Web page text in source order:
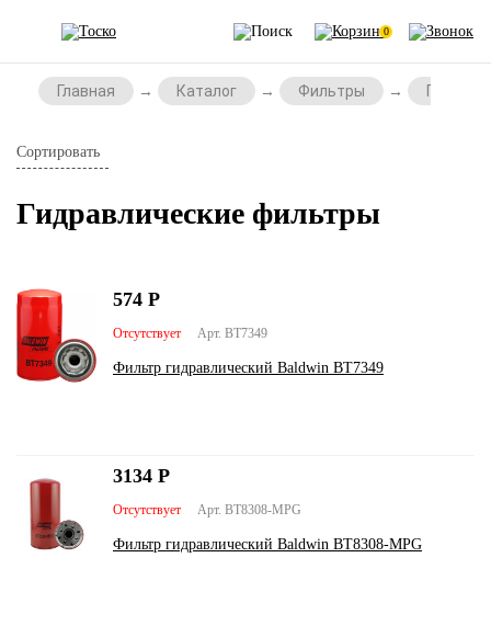
0
Главная Каталог Фильтры
Сортировать
Гидравлические фильтры
Арт. BT7349
Отсутствует
Фильтр гидравлический Baldwin BT7349
574 Р
Арт. BT8308-MPG
Отсутствует
Фильтр гидравлический Baldwin BT8308-MPG
3134 Р